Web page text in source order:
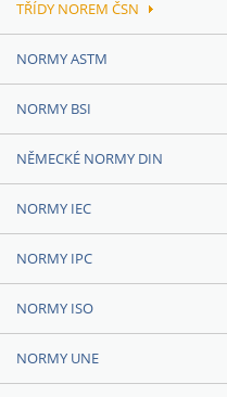
TŘÍDY NOREM ČSN
NORMY ASTM
NORMY BSI
NĚMECKÉ NORMY DIN
NORMY IEC
NORMY IPC
NORMY ISO
NORMY UNE